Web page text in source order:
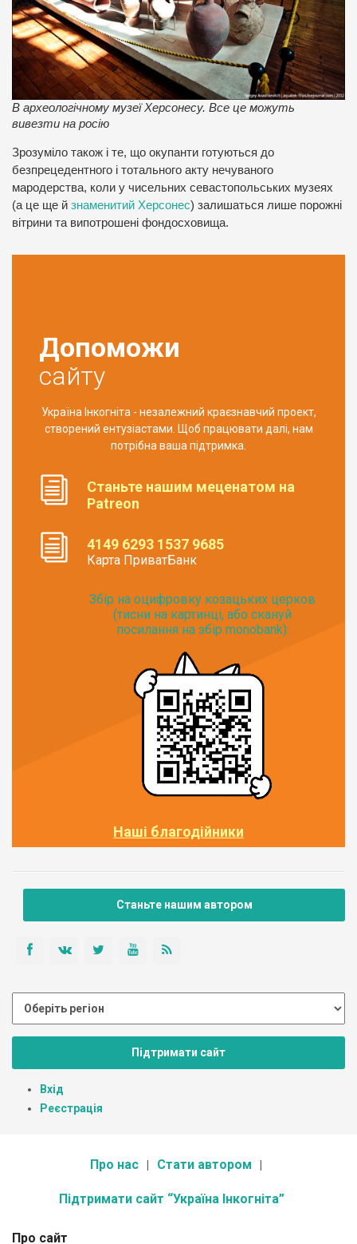
В археологічному музеї Херсонесу. Все це можуть
вивезти на росію
Зрозуміло також і те, що окупанти готуються до
безпрецедентного і тотального акту нечуваного
мародерства, коли у чисельних севастопольських музеях
(а це ще й знаменитий Херсонес) залишаться лише порожні
вітрини та випотрошені фондосховища.
Допоможи
сайту
Україна Інкогніта - незалежний краєзнавчий проект,
створений ентузіастами. Щоб працювати далі, нам
потрібна ваша підтримка.
Станьте нашим меценатом на
Patreon
4149 6293 1537 9685
Карта ПриватБанк
Збір на оцифровку козацьких церков
(тисни на картинці, або скануй
посилання на збір monobank):
Наші благодійники
Станьте нашим автором
Підтримати сайт
Вхід
Реєстрація
Про нас Стати автором
Підтримати сайт “Україна Інкогніта”
Про сайт